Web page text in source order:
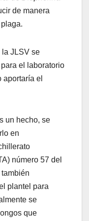
de manera
la JLSV se
el laboratorio
el
un hecho, se
en
número 57 del
plantel para
se
que